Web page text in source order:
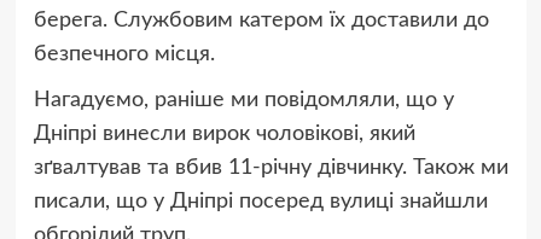
берега. Службовим катером їх доставили до
безпечного місця.
Нагадуємо, раніше ми повідомляли, що у
Дніпрі винесли вирок чоловікові, який
зґвалтував та вбив 11-річну дівчинку. Також ми
писали, що у Дніпрі посеред вулиці знайшли